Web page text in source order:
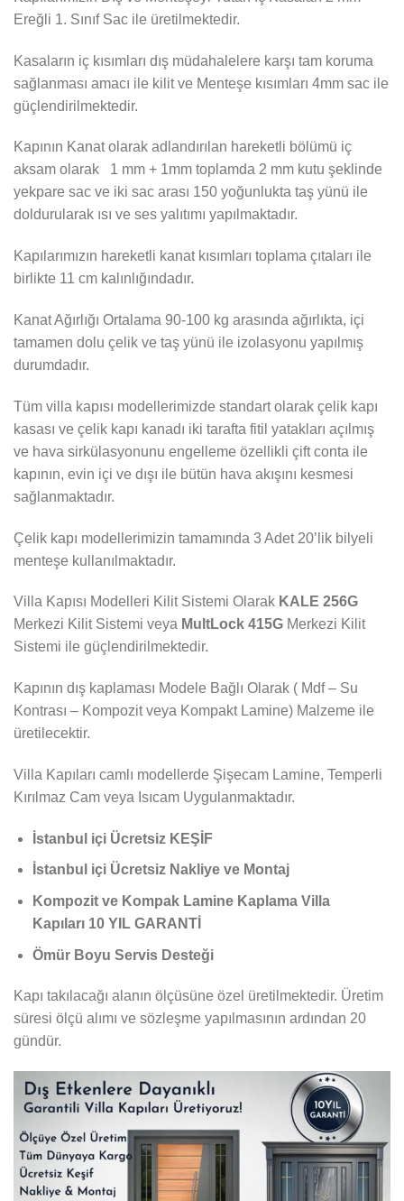
Ereğli 1. Sınıf Sac ile üretilmektedir.
Kasaların iç kısımları dış müdahalelere karşı tam koruma
sağlanması amacı ile kilit ve Menteşe kısımları 4mm sac ile
güçlendirilmektedir.
Kapının Kanat olarak adlandırılan hareketli bölümü iç
aksam olarak 1 mm + 1mm toplamda 2 mm kutu şeklinde
yekpare sac ve iki sac arası 150 yoğunlukta taş yünü ile
doldurularak ısı ve ses yalıtımı yapılmaktadır.
Kapılarımızın hareketli kanat kısımları toplama çıtaları ile
birlikte 11 cm kalınlığındadır.
Kanat Ağırlığı Ortalama 90-100 kg arasında ağırlıkta, içi
tamamen dolu çelik ve taş yünü ile izolasyonu yapılmış
durumdadır.
Tüm villa kapısı modellerimizde standart olarak çelik kapı
kasası ve çelik kapı kanadı iki tarafta fitil yatakları açılmış
ve hava sirkülasyonunu engelleme özellikli çift conta ile
kapının, evin içi ve dışı ile bütün hava akışını kesmesi
sağlanmaktadır.
Çelik kapı modellerimizin tamamında 3 Adet 20’lik bilyeli
menteşe kullanılmaktadır.
Villa Kapısı Modelleri Kilit Sistemi Olarak KALE 256G
Merkezi Kilit Sistemi veya MultLock 415G Merkezi Kilit
Sistemi ile güçlendirilmektedir.
Kapının dış kaplaması Modele Bağlı Olarak ( Mdf – Su
Kontrası – Kompozit veya Kompakt Lamine) Malzeme ile
üretilecektir.
Villa Kapıları camlı modellerde Şişecam Lamine, Temperli
Kırılmaz Cam veya Isıcam Uygulanmaktadır.
İstanbul içi Ücretsiz KEŞİF
İstanbul içi Ücretsiz Nakliye ve Montaj
Kompozit ve Kompak Lamine Kaplama Villa
Kapıları 10 YIL GARANTİ
Ömür Boyu Servis Desteği
Kapı takılacağı alanın ölçüsüne özel üretilmektedir. Üretim
süresi ölçü alımı ve sözleşme yapılmasının ardından 20
gündür.